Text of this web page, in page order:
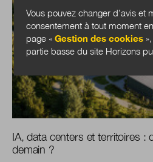
IA, data centers et territoires :
demain ?
Vous pouvez changer d’avis et
consentement à tout moment
page « Gestion des cookies»,
partie basse du site Horizons